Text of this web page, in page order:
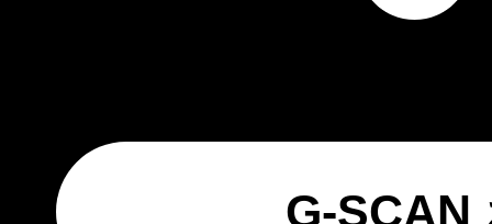
G-SCAN